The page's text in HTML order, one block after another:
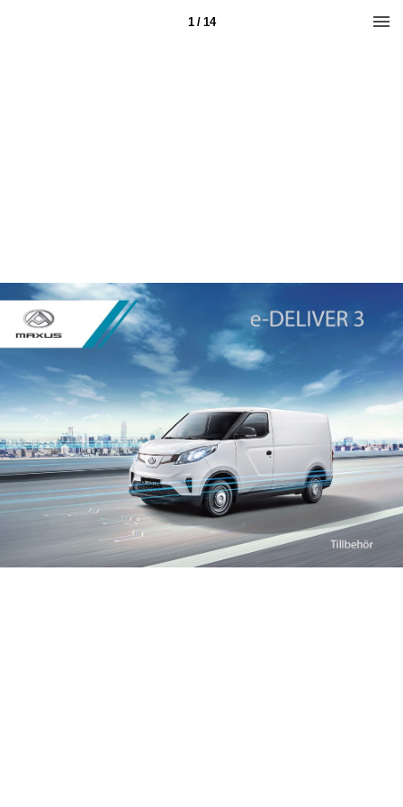
1 / 14